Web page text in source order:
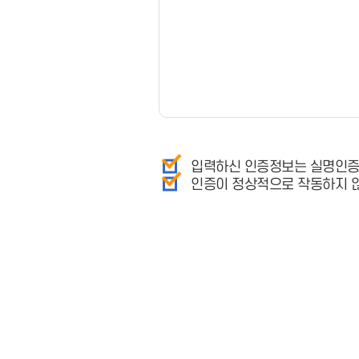
입력하신 인증정보는 실명인
인증이 정상적으로 작동하지